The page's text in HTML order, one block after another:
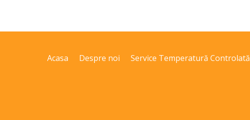
Acasa Despre noi Service Temperatură Controlată